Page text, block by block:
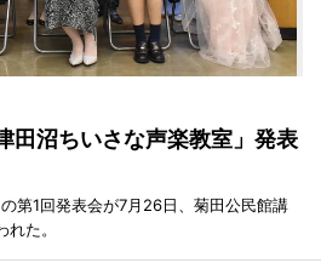
田沼ちいさな声楽教室」発表
第1回発表会が7月26日、菊田公民館講
た。